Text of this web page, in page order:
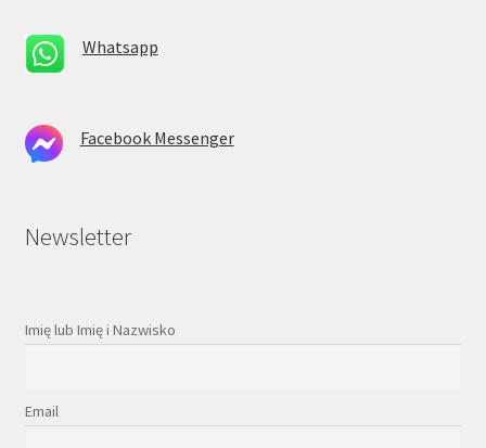
Whatsapp
Facebook Messenger
Newsletter
Imię lub Imię i Nazwisko
Email